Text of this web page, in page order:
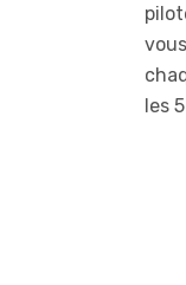
les